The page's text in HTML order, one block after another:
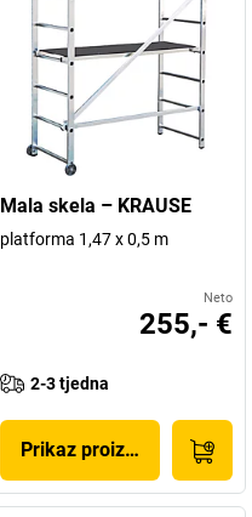
Mala skela – KRAUSE
platforma 1,47 x 0,5 m
Neto
255,- €
2-3 tjedna
Prikaz proizvoda